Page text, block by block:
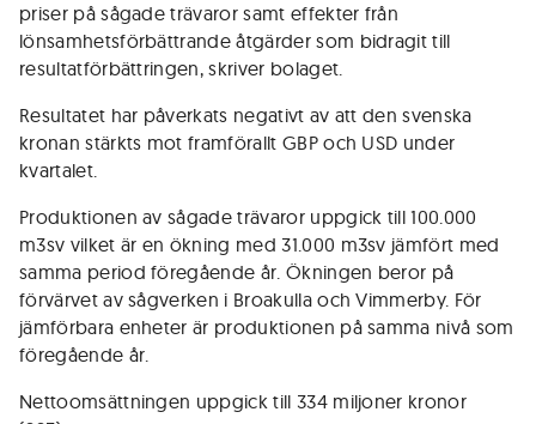
priser på sågade trävaror samt effekter från
lönsamhetsförbättrande åtgärder som bidragit till
resultatförbättringen, skriver bolaget.
Resultatet har påverkats negativt av att den svenska
kronan stärkts mot framförallt GBP och USD under
kvartalet.
Produktionen av sågade trävaror uppgick till 100.000
m3sv vilket är en ökning med 31.000 m3sv jämfört med
samma period föregående år. Ökningen beror på
förvärvet av sågverken i Broakulla och Vimmerby. För
jämförbara enheter är produktionen på samma nivå som
föregående år.
Nettoomsättningen uppgick till 334 miljoner kronor